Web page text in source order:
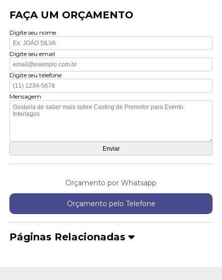
FAÇA UM ORÇAMENTO
Digite seu nome
Digite seu email
Digite seu telefone
Mensagem
Orçamento por Whatsapp
Orçamento pelo Telefone
Páginas Relacionadas